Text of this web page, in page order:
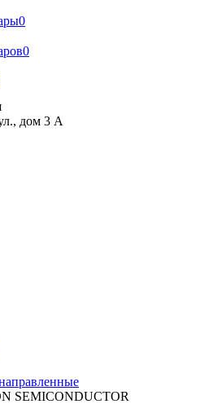
0
0
дом 3 А
SEMICONDUCTOR